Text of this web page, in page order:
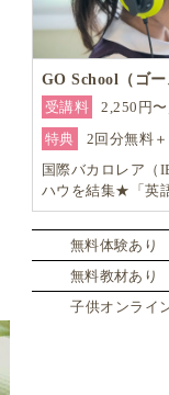
GO School（ゴー
受講料
2,250円
特典
2回分無料
国際バカロレア（
ハウを結集★「英
オンライン・スク
ール）」
無料体験あり
無料教材あり
子供オンライ